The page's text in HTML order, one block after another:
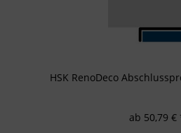
HSK RenoDeco
ab 50,79 €